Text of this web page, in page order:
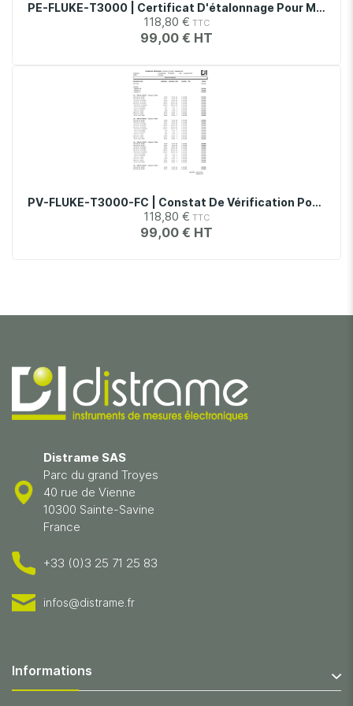
PE-FLUKE-T3000 | Certificat D'étalonnage Pour Module De Température T3000
118,80 €
99,00 €
PV-FLUKE-T3000-FC | Constat De Vérification Pour Module De Température T30
118,80 €
99,00 €
Distrame SAS
Parc du grand Troyes
40 rue de Vienne
10300 Sainte-Savine
France
+33 (0)3 25 71 25 83
infos@distrame.fr
Informations